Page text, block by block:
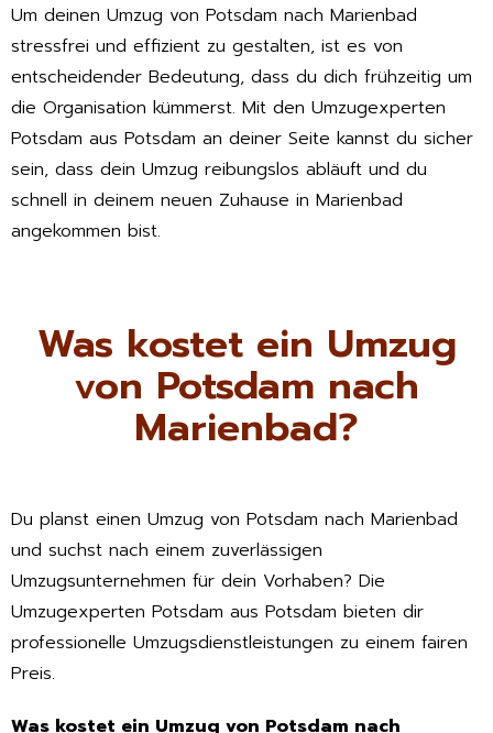
Um deinen Umzug von Potsdam nach Marienbad
stressfrei und effizient zu gestalten, ist es von
entscheidender Bedeutung, dass du dich frühzeitig um
die Organisation kümmerst. Mit den Umzugexperten
Potsdam aus Potsdam an deiner Seite kannst du sicher
sein, dass dein Umzug reibungslos abläuft und du
schnell in deinem neuen Zuhause in Marienbad
angekommen bist.
Was kostet ein Umzug
von Potsdam nach
Marienbad?
Du planst einen Umzug von Potsdam nach Marienbad
und suchst nach einem zuverlässigen
Umzugsunternehmen für dein Vorhaben? Die
Umzugexperten Potsdam aus Potsdam bieten dir
professionelle Umzugsdienstleistungen zu einem fairen
Preis.
Was kostet ein Umzug von Potsdam nach